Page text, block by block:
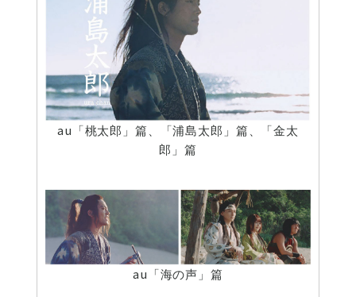
au「桃太郎」篇、「浦島太郎」篇、「金太
郎」篇
au「海の声」篇